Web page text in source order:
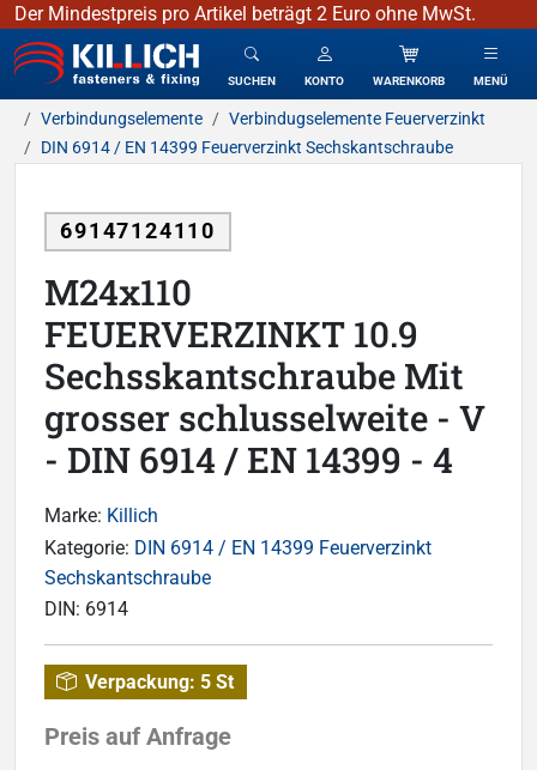
Der Mindestpreis pro Artikel beträgt 2 Euro ohne MwSt.
KILLICH - Verbindungselemente
SUCHEN KONTO WARENKORB MENÜ
Verbindungselemente
Verbindugselemente Feuerverzinkt
DIN 6914 / EN 14399 Feuerverzinkt Sechskantschraube
69147124110
M24x110
FEUERVERZINKT 10.9
Sechsskantschraube Mit
grosser schlusselweite - V
- DIN 6914 / EN 14399 - 4
Marke: Killich
Kategorie: DIN 6914 / EN 14399 Feuerverzinkt
Sechskantschraube
DIN: 6914
Verpackung: 5 St
Preis auf Anfrage